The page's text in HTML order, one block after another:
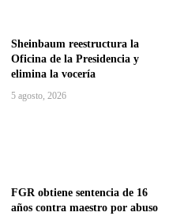
Sheinbaum reestructura la
Oficina de la Presidencia y
elimina la vocería
5 agosto, 2026
FGR obtiene sentencia de 16
años contra maestro por abuso